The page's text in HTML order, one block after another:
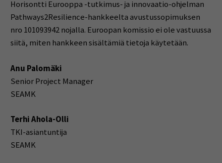
Horisontti Eurooppa -tutkimus- ja innovaatio-ohjelman
Pathways2Resilience-hankkeelta avustussopimuksen
nro 101093942 nojalla. Euroopan komissio ei ole vastuussa
siitä, miten hankkeen sisältämiä tietoja käytetään.
Anu Palomäki
Senior Project Manager
SEAMK
Terhi Ahola-Olli
TKI-asiantuntija
SEAMK